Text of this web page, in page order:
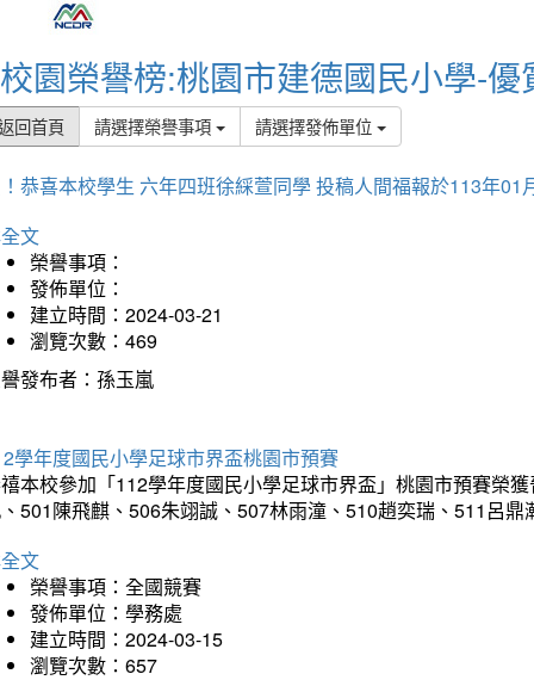
校園榮譽榜:桃園市建德國民小學-優
回首頁 請選擇榮譽事項 請選擇發佈單位
恭喜本校學生 六年四班徐綵萱同學 投稿人間福報於113年01
文
榮譽事項：
發佈單位：
建立時間：2024-03-21
瀏覽次數：469
發布者：孫玉嵐
學年度國民小學足球市界盃桃園市預賽
本校參加「112學年度國民小學足球市界盃」桃園市預賽榮
501陳飛麒、506朱翊誠、507林雨潼、510趙奕瑞、511呂
文
榮譽事項：全國競賽
發佈單位：學務處
建立時間：2024-03-15
瀏覽次數：657